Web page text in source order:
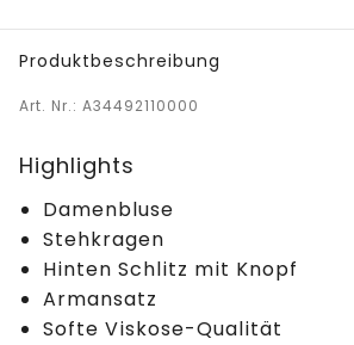
Produktbeschreibung
Art. Nr.: A34492110000
Highlights
Damenbluse
Stehkragen
Hinten Schlitz mit Knopf
Armansatz
Softe Viskose-Qualität